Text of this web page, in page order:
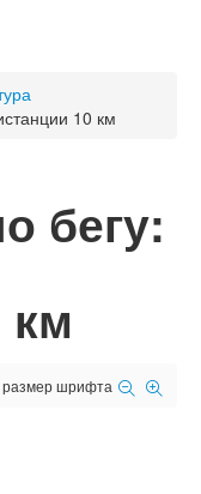
10 км
бегу:
км
размер шрифта